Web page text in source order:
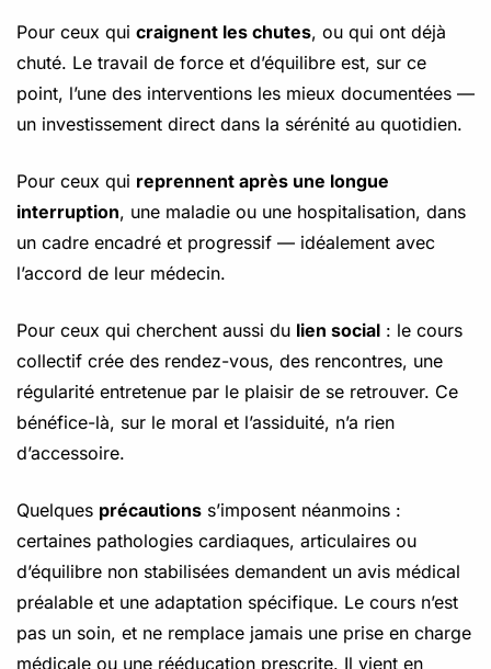
Pour ceux qui craignent les chutes, ou qui ont déjà
chuté. Le travail de force et d’équilibre est, sur ce
point, l’une des interventions les mieux documentées —
un investissement direct dans la sérénité au quotidien.
Pour ceux qui reprennent après une longue
interruption, une maladie ou une hospitalisation, dans
un cadre encadré et progressif — idéalement avec
l’accord de leur médecin.
Pour ceux qui cherchent aussi du lien social : le cours
collectif crée des rendez-vous, des rencontres, une
régularité entretenue par le plaisir de se retrouver. Ce
bénéfice-là, sur le moral et l’assiduité, n’a rien
d’accessoire.
Quelques précautions s’imposent néanmoins :
certaines pathologies cardiaques, articulaires ou
d’équilibre non stabilisées demandent un avis médical
préalable et une adaptation spécifique. Le cours n’est
pas un soin, et ne remplace jamais une prise en charge
médicale ou une rééducation prescrite. Il vient en